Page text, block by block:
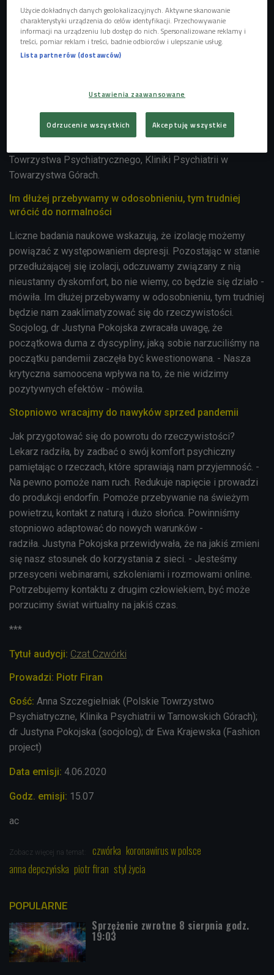
Nawet kontrolowana izolacja może powodować stres
Początki nie były uciążliwe, ale wraz z przedłużającą się
okolicznościach, w których sami jesteśmy w stanie ją
kontrolować, wiąże się występowaniem negatywnych
konsekwencji zarówno w obrębie zdrowia psychicznego jak
Towrzystwa Psychiatrycznego, Kliniki Psychiatrii w
Towarzystwa Górach.
Im dłużej przebywamy w odosobnieniu, tym trudniej
wrócić do normalności
Liczne badania naukowe wskazują, że izolację możemy
powiązać z występowaniem depresji. Pozostając w stanie
przedłużającej się izolacji, odczuwamy związany z nią
nieustanny dyskomfort, bo nie wiemy, co będzie się działo -
mówiła. Im dłużej przebywamy w odosobnieniu, tym trudniej
będzie nam zaaklimatyzować się do rzeczywistości.
Socjolog, dr Justyna Pokojska zwracała uwagę, że
początkowa duma z dyscypliny, jaką sobie narzuciliśmy na
początku pandemii zaczęła być kwestionowana. - Nasza
krytyczna samoocena wpływa na to, że nie widzimy
pozytywnych efektów - mówiła.
Stopniowo wracajmy do nawyków sprzed pandemii
Jak przygotować się do powrotu do rzeczywistości?
Lekarz radziła, by zadbać o swój komfort psychiczny
pamiętając o rzeczach, które sprawiają nam przyjemność. -
Na pewno pomoże nam ruch. Redukuje napięcie i prowadzi
do produkcji endorfin. Pomoże przebywanie na świeżym
powietrzu, kontakt z naturą i dużo słońca. Powinniśmy
stopniowo adaptować do nowych warunków -
radziła. Justyna Pokojska przewidywała, że na jakiś zmieni
się nasz stosunek do korzystania z sieci. - Jesteśmy
przesyceni webinarami, szkoleniami i rozmowami online.
Potrzebujemy kontaktu z drugim człowiekiem, być może
porzucimy świat wirtualny na jakiś czas.
***
Tytuł audycji: Czat Czwórki
Prowadzi: Piotr Firan
Gość: Anna Szczegielniak (Polskie Towrzystwo
Psychiatryczne, Klinika Psychiatrii w Tarnowskich Górach);
dr Justyna Pokojska (socjolog); dr Ewa Krajewska (Fashion
project)
Data emisji: 4.06.2020
Godz. emisji: 15.07
ac
Zobacz więcej na temat: czwórka koronawirus w polsce
anna depczyńska piotr firan styl życia
POPULARNE
Sprzężenie zwrotne 8 sierpnia godz.
19:03
Użycie dokładnych danych geolokalizacyjnych. Aktywne skanowanie
charakterystyki urządzenia do celów identyfikacji. Przechowywanie
informacji na urządzeniu lub dostęp do nich. Spersonalizowane reklamy i
treści, pomiar reklam i treści, badnie odbiorców i ulepszanie usług.
Lista partnerów (dostawców)
Ustawienia zaawansowane
Odrzucenie wszystkich Akceptuję wszystkie